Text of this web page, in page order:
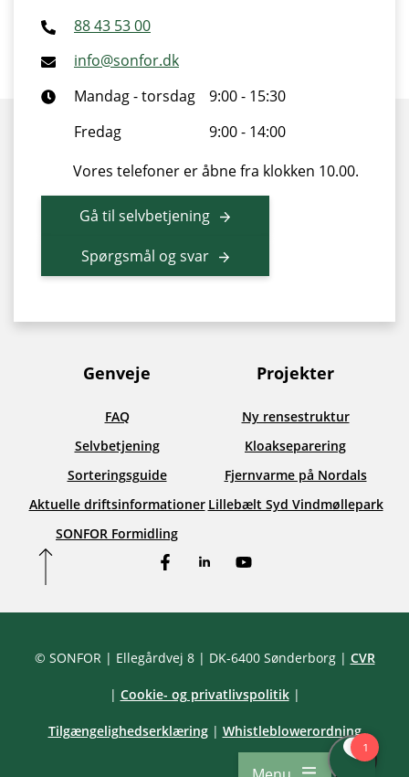
88 43 53 00
info@sonfor.dk
Mandag - torsdag
9:00 - 15:30
Fredag
9:00 - 14:00
Vores telefoner er åbne fra klokken 10.00.
Gå til selvbetjening
Spørgsmål og svar
Genveje
FAQ
Selvbetjening
Sorteringsguide
Aktuelle driftsinformationer
SONFOR Formidling
Projekter
Ny rensestruktur
Kloakseparering
Fjernvarme på Nordals
Lillebælt Syd Vindmøllepark
FacebookLinkedInYouTube
© SONFOR | Ellegårdvej 8 | DK-6400 Sønderborg | CVR
| Cookie- og privatlivspolitik |
Tilgængelighedserklæring | Whistleblowerordning